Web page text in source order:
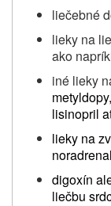
liečebné
lieky na
ako
iné lieky
lisinopril
lieky na
digoxín
liečbu